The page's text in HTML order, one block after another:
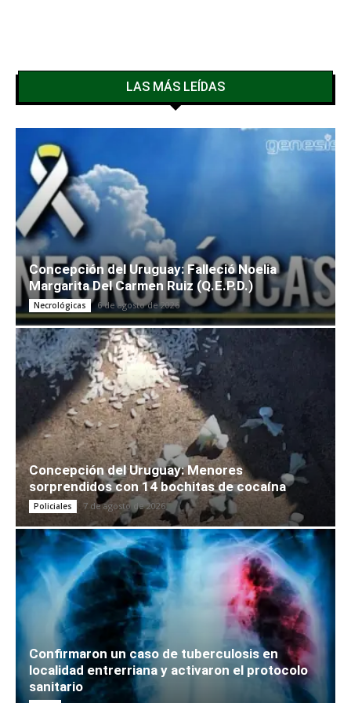
LAS MÁS LEÍDAS
Concepción del Uruguay: Falleció Noelia
Margarita Del Carmen Ruiz (Q.E.P.D.)
Necrológicas 6 de agosto de 2026
Concepción del Uruguay: Menores
sorprendidos con 14 bochitas de cocaína
Policiales 7 de agosto de 2026
Confirmaron un caso de tuberculosis en
localidad entrerriana y activaron el protocolo
sanitario